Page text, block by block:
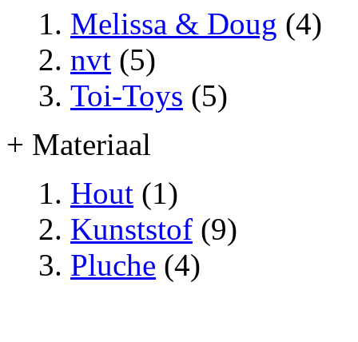
Melissa & Doug (4)
nvt (5)
Toi-Toys (5)
+ Materiaal
Hout (1)
Kunststof (9)
Pluche (4)